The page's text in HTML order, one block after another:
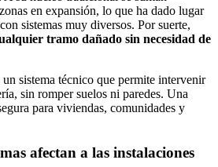
en expansión, lo que ha dado lugar
sistemas muy diversos. Por suerte,
tramo dañado sin necesidad de
sistema técnico que permite intervenir
sin romper suelos ni paredes. Una
para viviendas, comunidades y
afectan a las instalaciones